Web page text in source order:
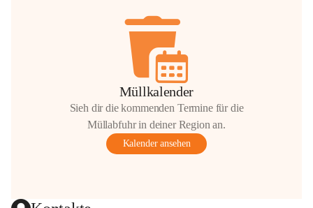
Müllkalender
Sieh dir die kommenden Termine für die
Müllabfuhr in deiner Region an.
Kalender ansehen